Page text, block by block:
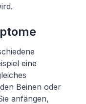
eine
Beinen oder
anfängen,